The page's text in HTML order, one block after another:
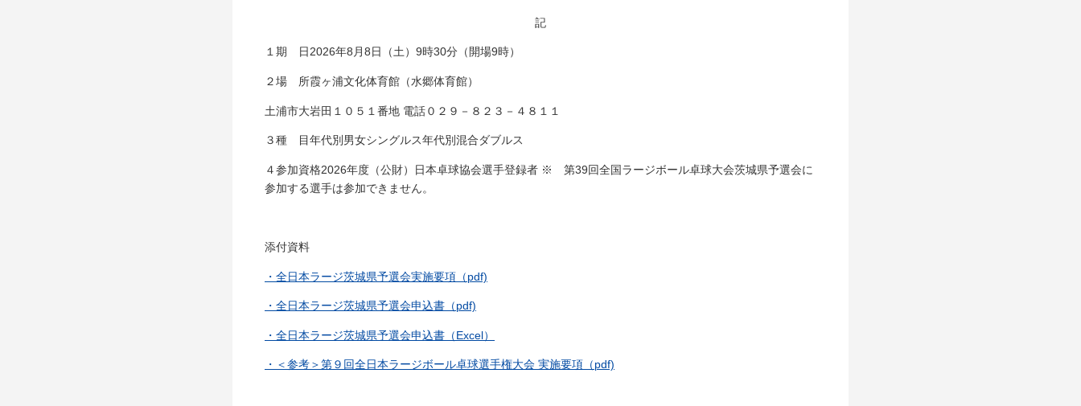
記
１​期 日​​2026年8月8日（土）​​9時30分（開場9時）
２​場 所​​霞ヶ浦文化体育館（水郷体育館）
土浦市大岩田１０５１番地 電話０２９－８２３－４８１１
３​種 目​​年代別男女シングルス​年代別混合ダブルス
４​参加資格​2026年度（公財）日本卓球協会選手登録者 ※ 第39回全国ラージボール卓球大会茨城県予選会に
参加する選手は参加​​できません。
添付資料
・全日本ラージ茨城県予選会実施要項（pdf)
・全日本ラージ茨城県予選会申込書（pdf)
・全日本ラージ茨城県予選会申込書（Excel）
・＜参考＞第９回全日本ラージボール卓球選手権大会 実施要項（pdf)